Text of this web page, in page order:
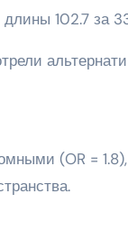
102.7 за
(OR =